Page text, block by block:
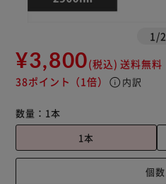
1 /2
¥3,800(税込) 送料無料
38ポイント （1倍） info 内訳
数量： 1本
1本